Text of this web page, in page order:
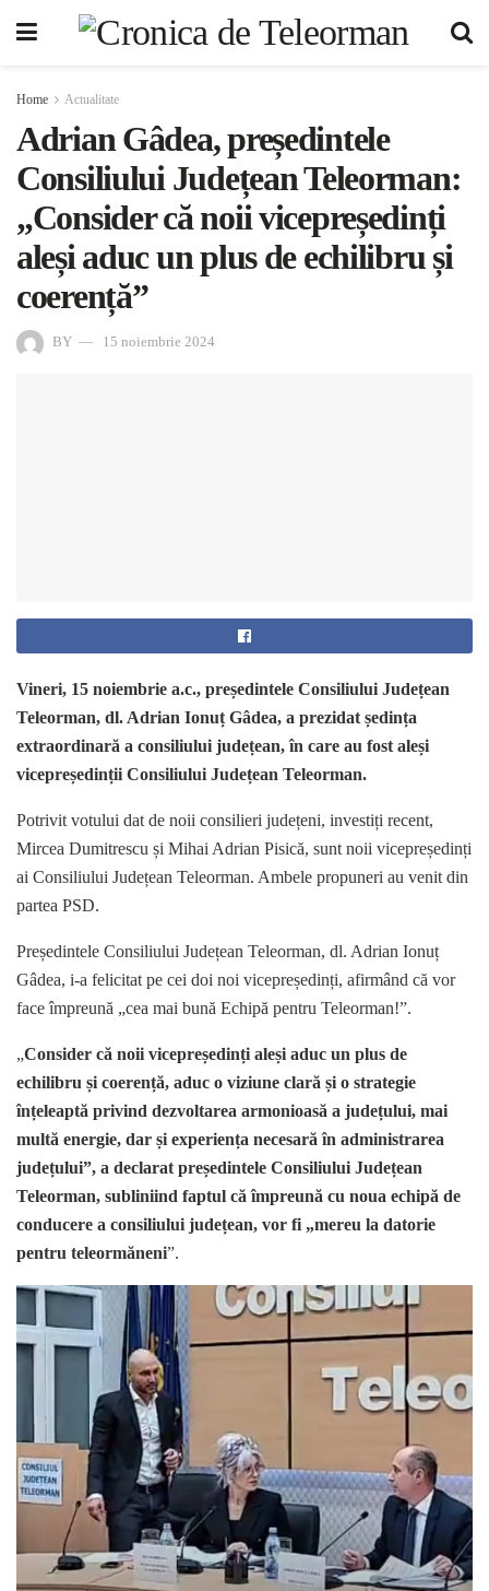
Home Actualitate
Adrian Gâdea, președintele
Consiliului Județean Teleorman:
„Consider că noii vicepreședinți
aleși aduc un plus de echilibru și
coerență”
BY 15 noiembrie 2024
Vineri, 15 noiembrie a.c., președintele Consiliului Județean
Teleorman, dl. Adrian Ionuț Gâdea, a prezidat ședința
extraordinară a consiliului județean, în care au fost aleși
vicepreședinții Consiliului Județean Teleorman.
Potrivit votului dat de noii consilieri județeni, investiți recent,
Mircea Dumitrescu și Mihai Adrian Pisică, sunt noii vicepreședinți
ai Consiliului Județean Teleorman. Ambele propuneri au venit din
partea PSD.
Președintele Consiliului Județean Teleorman, dl. Adrian Ionuț
Gâdea, i-a felicitat pe cei doi noi vicepreședinți, afirmând că vor
face împreună „cea mai bună Echipă pentru Teleorman!”.
„Consider că noii vicepreședinți aleși aduc un plus de
echilibru și coerență, aduc o viziune clară și o strategie
înțeleaptă privind dezvoltarea armonioasă a județului, mai
multă energie, dar și experiența necesară în administrarea
județului”, a declarat președintele Consiliului Județean
Teleorman, subliniind faptul că împreună cu noua echipă de
conducere a consiliului județean, vor fi „mereu la datorie
pentru teleormăneni”.